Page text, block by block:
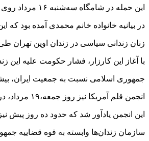
این حمله در شامگاه سه‌شنبه ۱۶ مرداد روی داد و نیروهای امنیتی با هجوم به زندانیان زن، تلفن‌های بند آنان را نیز قطع کردند.
در بیانیه خانواده خانم محمدی آمده بود
زنان زندانی سیاسی در زندان اوین تهران
با آغاز این کارزار، فشار حکومت علیه این
جمهوری اسلامی نسبت به جمعیت ایران،
انجمن قلم آمریکا نیز روز جمعه،‌۱۹ مرداد، در بیانیه‌ای نسبت به امنیت خانم محمدی و سایر زنان زندانی در ایران ابراز نگرانی کرد.
این انجمن یادآور شد که حدود ده روز
سازمان زندان‌ها وابسته به قوه قضاییه